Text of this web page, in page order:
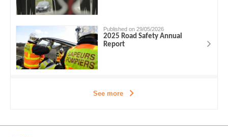
Published on 29/05/2026
2025 Road Safety Annual
Report
See more